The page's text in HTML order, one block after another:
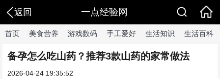
返回 一点经验网
首页 美食营养 游戏数码 手工爱好 生活知识 生活百科
备孕怎么吃山药？推荐3款山药的家常做法
2026-04-24 19:35:52